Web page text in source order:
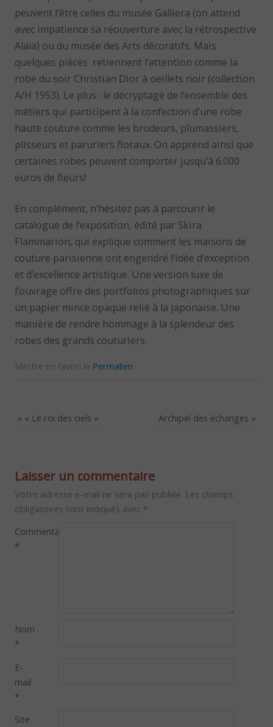
peuvent l’être celles du musée Galliera (on attend
avec impatience sa réouverture avec la rétrospective
Alaïa) ou du musée des Arts décoratifs. Mais
quelques pièces retiennent l’attention comme la
robe du soir Christian Dior à oeillets noir (collection
A/H 1953). Le plus : le décryptage de l’ensemble des
métiers qui participent à la confection d’une robe
haute couture comme les brodeurs, plumassiers,
plisseurs et paruriers floraux. On apprend ainsi que
certaines robes peuvent comporter jusqu’à 6.000
euros de fleurs!
En complément, n’hésitez pas à parcourir le
catalogue de l’exposition, édité par Skira
Flammarion, qui explique comment les maisons de
couture parisienne ont engendré l’idée d’exception
et d’excellence artistique. Une version luxe de
l’ouvrage offre des portfolios photographiques sur
un papier mince opaque relié à la japonaise. Une
manière de rendre hommage à la splendeur des
robes des grands couturiers.
Mettre en favori le Permalien.
« « Le roi des ciels » Archipel des échanges »
Laisser un commentaire
Votre adresse e-mail ne sera pas publiée. Les champs
obligatoires sont indiqués avec *
Commentaire
*
Nom
*
E-
mail
*
Site